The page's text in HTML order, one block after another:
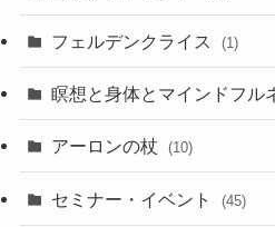
フェルデンクライス (1)
瞑想と身体とマインドフル
アーロンの杖 (10)
セミナー・イベント (45)